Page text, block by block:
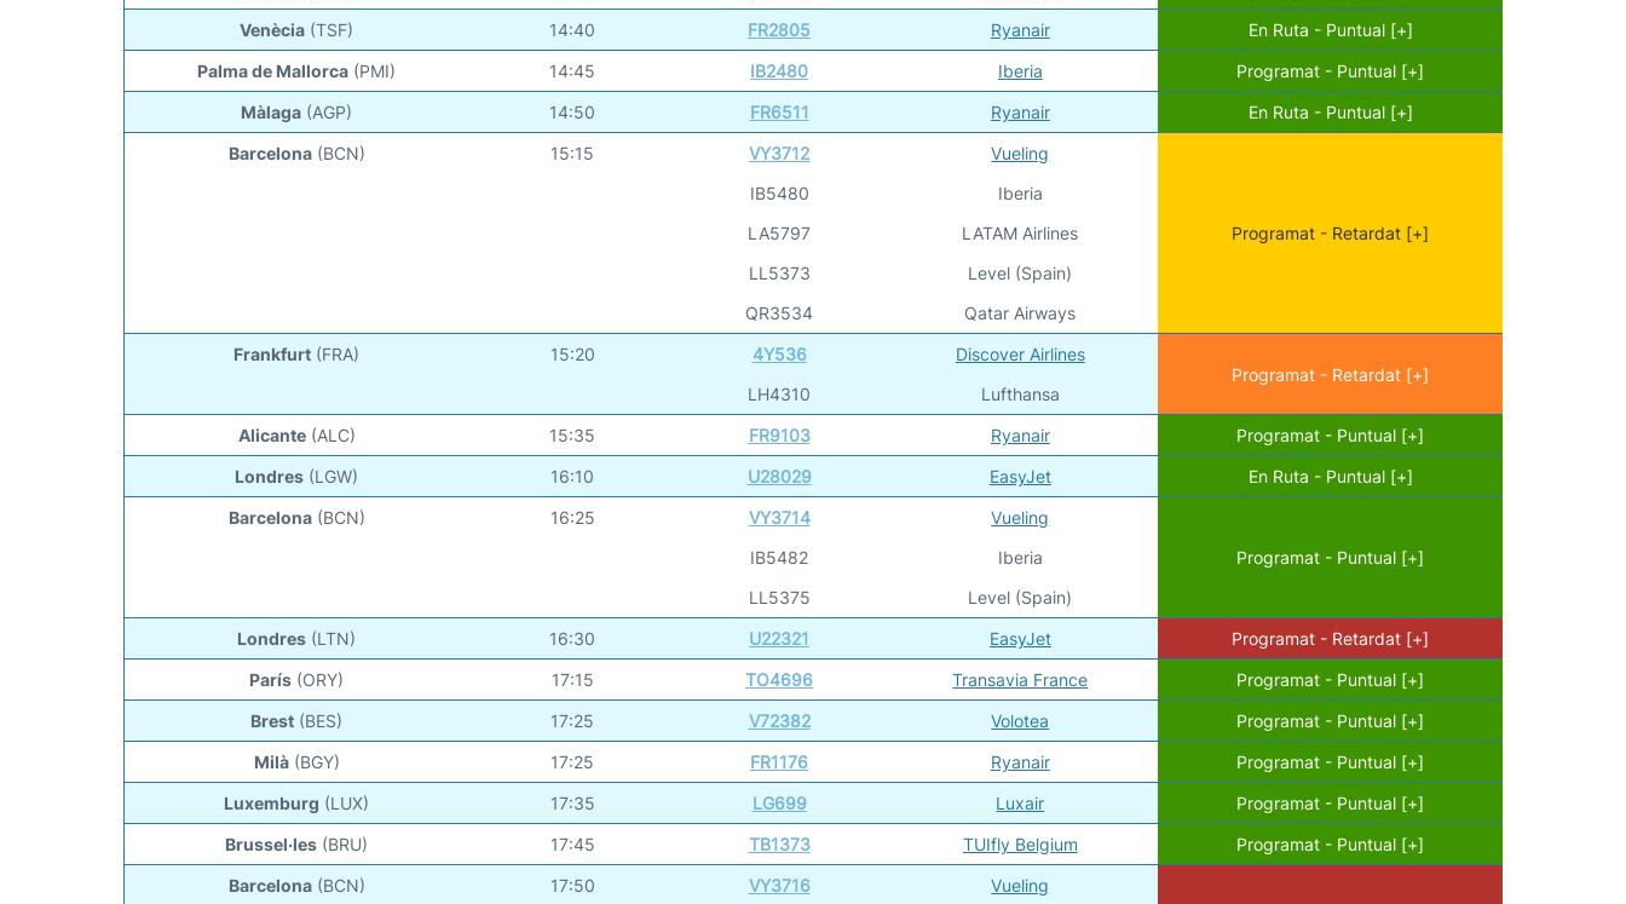
Venècia (TSF) 14:40 FR2805 Ryanair
En Ruta - Puntual [+]
Palma de Mallorca (PMI) 14:45 IB2480 Iberia
Programat - Puntual [+]
Màlaga (AGP) 14:50 FR6511 Ryanair
En Ruta - Puntual [+]
Barcelona (BCN) 15:15
VY3712
IB5480
LA5797
LL5373
QR3534
Vueling
Iberia
LATAM Airlines
Level (Spain)
Qatar Airways
Programat - Retardat [+]
Frankfurt (FRA) 15:20
4Y536
LH4310
Discover Airlines
Lufthansa
Programat - Retardat [+]
Alicante (ALC) 15:35 FR9103 Ryanair
Programat - Puntual [+]
Londres (LGW) 16:10 U28029 EasyJet
En Ruta - Puntual [+]
Barcelona (BCN) 16:25
VY3714
IB5482
LL5375
Vueling
Iberia
Level (Spain)
Programat - Puntual [+]
Londres (LTN) 16:30 U22321 EasyJet
Programat - Retardat [+]
París (ORY) 17:15 TO4696 Transavia France
Programat - Puntual [+]
Brest (BES) 17:25 V72382 Volotea
Programat - Puntual [+]
Milà (BGY) 17:25 FR1176 Ryanair
Programat - Puntual [+]
Luxemburg (LUX) 17:35 LG699 Luxair
Programat - Puntual [+]
Brussel·les (BRU) 17:45 TB1373 TUIfly Belgium
Programat - Puntual [+]
Barcelona (BCN) 17:50 VY3716 Vueling